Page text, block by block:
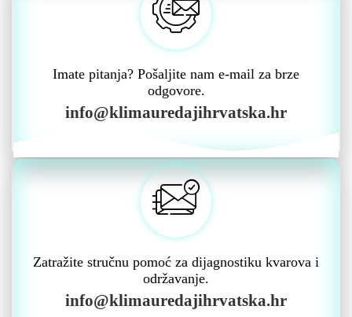
Imate pitanja? Pošaljite nam e-mail za brze
odgovore.
info@klimauredajihrvatska.hr
Zatražite stručnu pomoć za dijagnostiku kvarova i
održavanje.
info@klimauredajihrvatska.hr